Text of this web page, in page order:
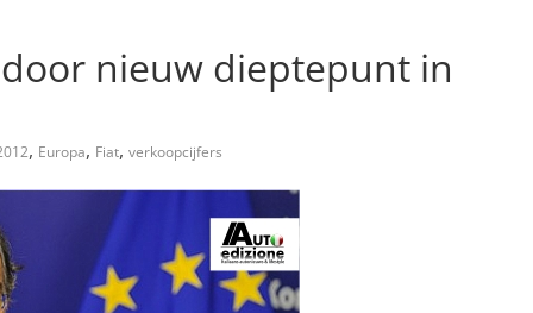
door nieuw dieptepunt in
, Europa, Fiat, verkoopcijfers